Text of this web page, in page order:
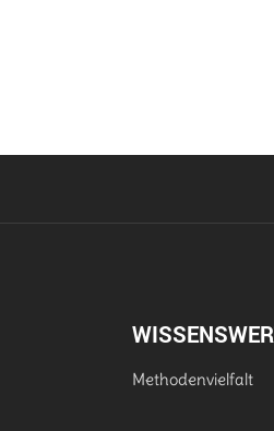
Methodenvielfalt